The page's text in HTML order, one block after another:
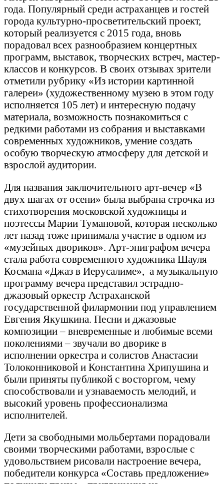
года. Популярный среди астраханцев и гостей
города культурно-просветительский проект,
который реализуется с 2015 года, вновь
порадовал всех разнообразием концертных
программ, выставок, творческих встреч, мастер-
классов и конкурсов. В своих отзывах зрители
отметили рубрику «Из истории картинной
галереи» (художественному музею в этом году
исполняется 105 лет) и интересную подачу
материала, возможность познакомиться с
редкими работами из собрания и выставками
современных художников, умение создать
особую творческую атмосферу для детской и
взрослой аудитории.
Для названия заключительного арт-вечер «В
двух шагах от осени» была выбрана строчка из
стихотворения московской художницы и
поэтессы Марии Тумановой, которая несколько
лет назад тоже принимала участие в одном из
«музейных двориков». Арт-эпиграфом вечера
стала работа современного художника Шауля
Космана «Джаз в Иерусалиме», а музыкальную
программу вечера представил эстрадно-
джазовый оркестр Астраханской
государственной филармонии под управлением
Евгения Якушкина. Песни и джазовые
композиции – вневременные и любимые всеми
поколениями – звучали во дворике в
исполнении оркестра и солистов Анастасии
Толоконниковой и Константина Хрипушина и
были приняты публикой с восторгом, чему
способствовали и узнаваемость мелодий, и
высокий уровень профессионализма
исполнителей.
Дети за свободными мольбертами порадовали
своими творческими работами, взрослые с
удовольствием рисовали настроение вечера,
победители конкурса «Составь предложение»